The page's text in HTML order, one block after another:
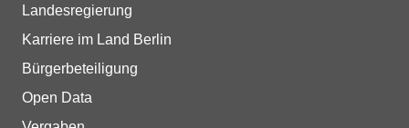
Landesregierung
Karriere im Land Berlin
Bürgerbeteiligung
Open Data